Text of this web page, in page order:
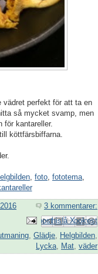
vädret perfekt för att ta en
så mycket svamp, men
för kantareller.
köttfärsbiffarna.
, foto, fototema,
3 kommentarer:
med e-post
BlogThis!
Dela på X
Dela på Facebook
Dela på Pinterest
Glädje Helgbilden
Lycka
Mat väder